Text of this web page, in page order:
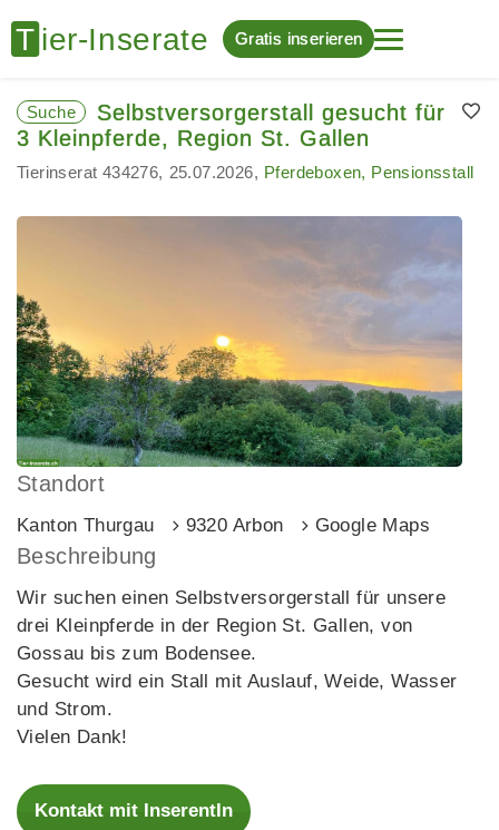
Gratis inserieren
Suche
Selbstversorgerstall gesucht für
3 Kleinpferde, Region St. Gallen
Tierinserat 434276 25.07.2026 Pferdeboxen, Pensionsstall
Standort
Kanton Thurgau 9320 Arbon Google Maps
Beschreibung
Wir suchen einen Selbstversorgerstall für unsere
drei Kleinpferde in der Region St. Gallen, von
Gossau bis zum Bodensee.
Gesucht wird ein Stall mit Auslauf, Weide, Wasser
und Strom.
Vielen Dank!
Kontakt mit InserentIn